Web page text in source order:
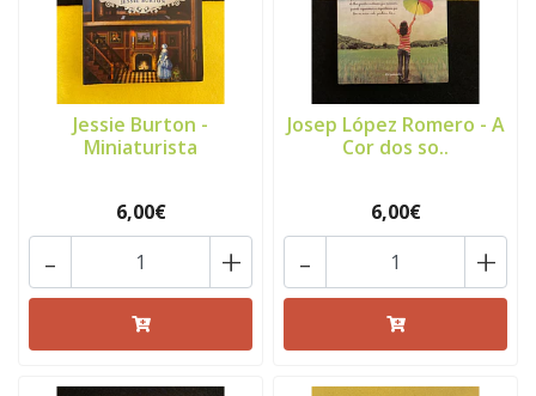
Jessie Burton -
Miniaturista
6,00€
+
-
Josep López Romero - A
Cor dos so..
6,00€
+
-